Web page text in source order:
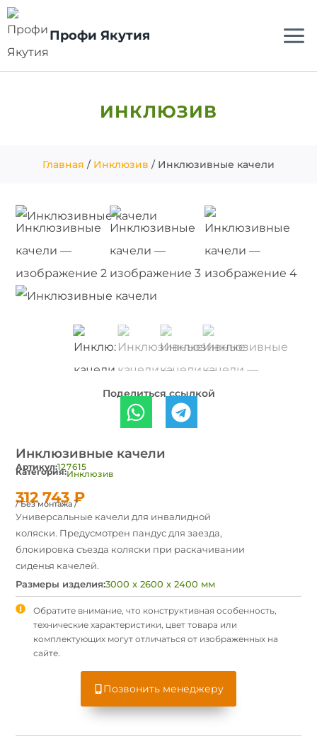
Профи Якутия
ИНКЛЮЗИВ
Главная / Инклюзив / Инклюзивные качели
Поделиться ссылкой
Инклюзивные качели
Артикул:127615
Категория:Инклюзив
312 743₽
/ Без монтажа /
Универсальные качели для инвалидной
коляски. Предусмотрен пандус для заезда,
блокировка съезда коляски при раскачивании
сиденья качелей.
Размеры изделия:3000 х 2600 х 2400 мм
Обратите внимание, что конструктивная особенность,
технические характеристики, цвет товара или
комплектующих могут отличаться от изображенных на
сайте.
Позвонить менеджеру